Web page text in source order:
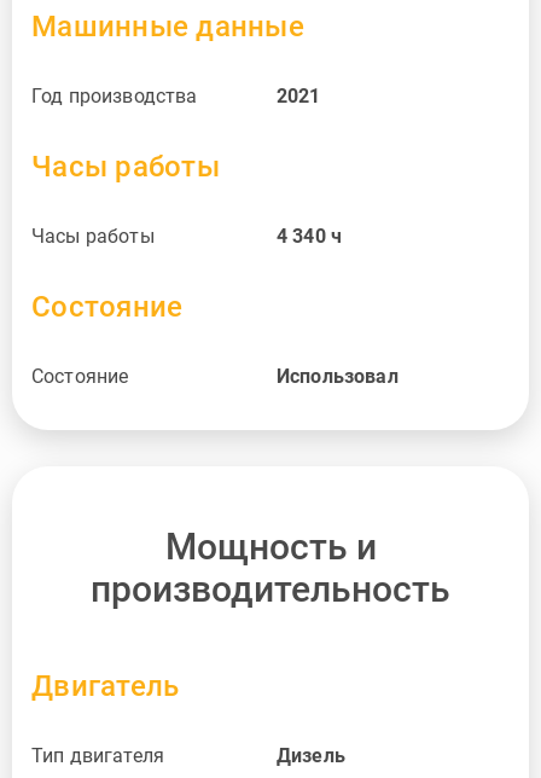
Машинные данные
Год производства 2021
Часы работы
Часы работы 4 340 ч
Состояние
Состояние Использовал
Мощность и
производительность
Двигатель
Тип двигателя Дизель